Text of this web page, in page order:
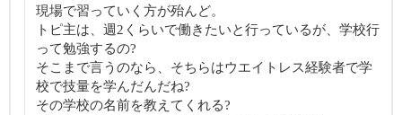
現場で習っていく方が殆んど。
トピ主は、週2くらいで働きたいと行っているが、学校行
って勉強するの?
そこまで言うのなら、そちらはウエイトレス経験者で学
校で技量を学んだんだね?
その学校の名前を教えてくれる?